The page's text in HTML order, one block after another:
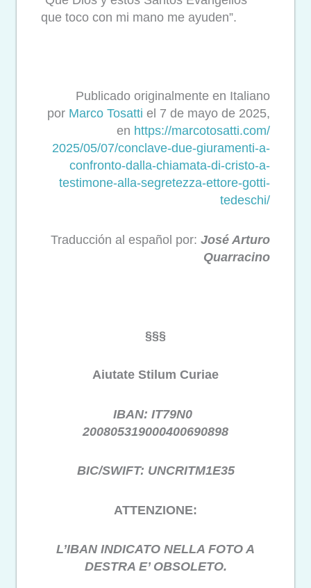
que toco con mi mano me ayuden”.
Publicado originalmente en Italiano
por Marco Tosatti el 7 de mayo de 2025,
en https://marcotosatti.com/
2025/05/07/conclave-due-giuramenti-a-
confronto-dalla-chiamata-di-cristo-a-
testimone-alla-segretezza-ettore-gotti-
tedeschi/
Traducción al español por: José Arturo
Quarracino
§§§
Aiutate Stilum Curiae
IBAN: IT79N0
200805319000400690898
BIC/SWIFT: UNCRITM1E35
ATTENZIONE:
L’IBAN INDICATO NELLA FOTO A
DESTRA E’ OBSOLETO.